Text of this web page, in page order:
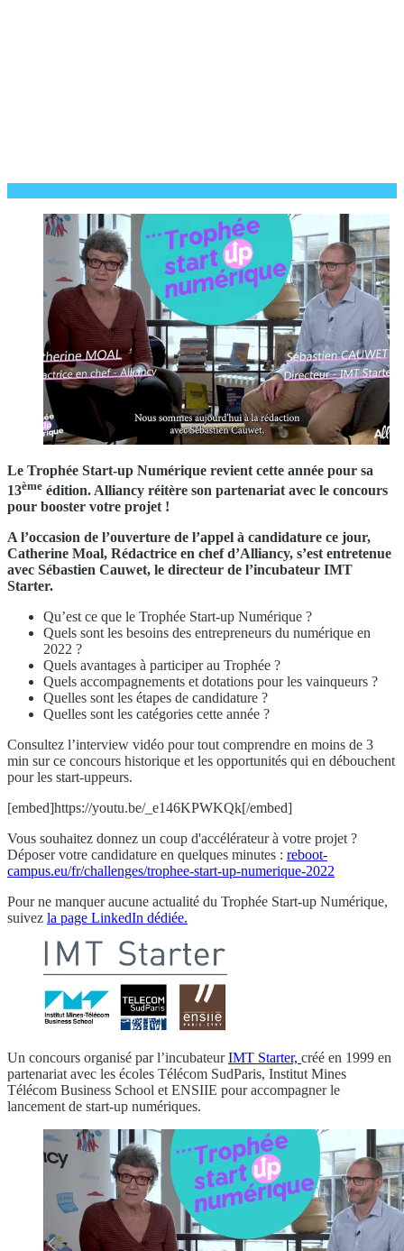
Le Trophée Start-up Numérique revient cette année pour sa
13ème édition. Alliancy réitère son partenariat avec le concours
pour booster votre projet !
A l’occasion de l’ouverture de l’appel à candidature ce jour,
Catherine Moal, Rédactrice en chef d’Alliancy, s’est entretenue
avec Sébastien Cauwet, le directeur de l’incubateur IMT
Starter.
Qu’est ce que le Trophée Start-up Numérique ?
Quels sont les besoins des entrepreneurs du numérique en
2022 ?
Quels avantages à participer au Trophée ?
Quels accompagnements et dotations pour les vainqueurs ?
Quelles sont les étapes de candidature ?
Quelles sont les catégories cette année ?
Consultez l’interview vidéo pour tout comprendre en moins de 3
min sur ce concours historique et les opportunités qui en débouchent
pour les start-uppeurs.
[embed]https://youtu.be/_e146KPWKQk[/embed]
Vous souhaitez donnez un coup d'accélérateur à votre projet ?
Déposer votre candidature en quelques minutes : reboot-
campus.eu/fr/challenges/trophee-start-up-numerique-2022
Pour ne manquer aucune actualité du Trophée Start-up Numérique,
suivez la page LinkedIn dédiée.
Un concours organisé par l’incubateurIMT Starter, créé en 1999 en
partenariat avec les écoles Télécom SudParis, Institut Mines
Télécom Business School et ENSIIE pour accompagner le
lancement de start-up numériques.